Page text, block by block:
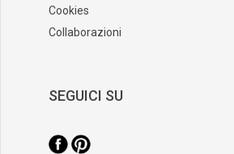
Cookies
Collaborazioni
SEGUICI SU